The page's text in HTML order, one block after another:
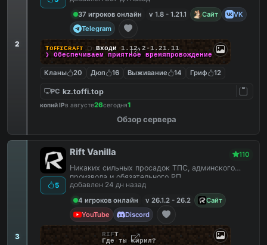
2
37 игроков онлайн
v 1.8 - 1.21.1 Сайт
VK
Telegram
TᴏꜰꜰɪCʀᴀꜰᴛ ▢ Входи 1.12.2-1.21.11
❯ Обеспечиваем приятное времяпровождение
Кланы 20 Дюп 16 Выживание 14 Гриф 12
PC kz.toffi.top
копий IPв августе26сегодня1
Обзор сервера
3
5
Rift Vanilla 110
Никаких сильных просадок ТПС, админского
произвола и обязательного РП.
добавлен 24 дн назад
4 игроков онлайн
v 26.1.2 - 26.2
Сайт
YouTube
Discord
RIFT
Где ты кирил?